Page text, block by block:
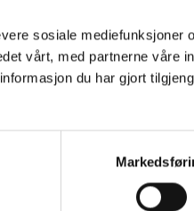
sosiale mediefunksjoner
vårt, med partnerne våre
du har gjort
10.9-inch iPad
leather to give a
and impact protection